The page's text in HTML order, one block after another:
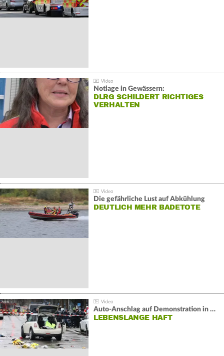
Notlage in Gewässern:
DLRG SCHILDERT RICHTIGES
VERHALTEN
Die gefährliche Lust auf Abkühlung
DEUTLICH MEHR BADETOTE
Auto-Anschlag auf Demonstration in München:
LEBENSLANGE HAFT